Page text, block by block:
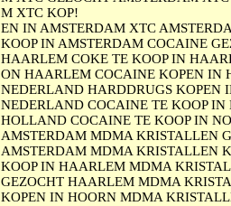
M XTC KOP!
EN IN AMSTERDAM XTC
KOOP IN AMSTERDAM COCAINE
HAARLEM COKE TE KOOP IN
ON HAARLEM COCAINE KOPEN IN
NEDERLAND HARDDRUGS KOPEN
NEDERLAND COCAINE TE KOOP
HOLLAND COCAINE TE KOOP IN
AMSTERDAM MDMA KRISTALLEN
AMSTERDAM MDMA KRISTALLEN
KOOP IN HAARLEM MDMA
GEZOCHT HAARLEM MDMA
KOPEN IN HOORN MDMA